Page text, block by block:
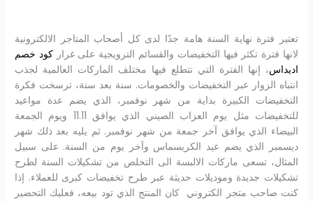
تعتبر فترة نهاية السنة هامة جدًا لدى كل أصحاب المتاجر الالكترونية
لانها فترة تكثر فيها التخفيضات والقسائم الترويجية على غراركود خصم
اديداس، إنها الفترة التي تتطلع فيها مختلف الماركات العالمية لجذب
انتباه الزوار عبر التخفيضات والخصومات. سنة بعد سنة، ترسخت فكرة
التخفيضات الكبيرة بداية من شهر نوفمبر، الذي يضم عدة مواعيد
للتخفيضات مثل يوم العزاب الصيني الذي يوافق 11.11 ويوم الجمعة
البيضاء الذي يوافق آخر جمعة من شهر نوفمبر. ثم يليه بعد ذلك شهر
ديسمبر الذي يضم عيد الكريسماس وآخر يوم من السنة. على سبيل
المثال، تسعى ماركات الالبسة الى التخلص من تشكيلات السنة لطرح
تشكيلات جديدة وموديلات حديثة عبر طرح تخفيضات كبرى للعملاء. إذا
كنت صاحب متجر الكتروني كان المنتج الذي تود بيعه، فعليك التحضير